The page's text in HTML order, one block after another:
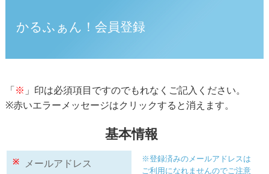
かるふぁん！会員登録
「 ※ 」印は必須項目ですのでもれなくご記入ください。
※赤いエラーメッセージはクリックすると消えます。
基本情報
メールアドレス
※
※登録済みのメールアドレスは
ご利用になれませんのでご注意